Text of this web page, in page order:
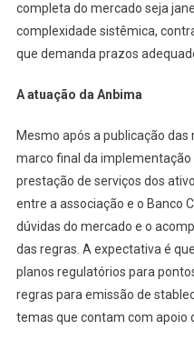
completa do mercado seja
complexidade sistêmica,
que demanda prazos
A atuação da Anbima
Mesmo após a publicação
marco final da
prestação de serviços dos
entre a associação e o Banco
dúvidas do mercado e o
das regras. A expectativa é
planos regulatórios para
regras para emissão de
temas que contam com apoio